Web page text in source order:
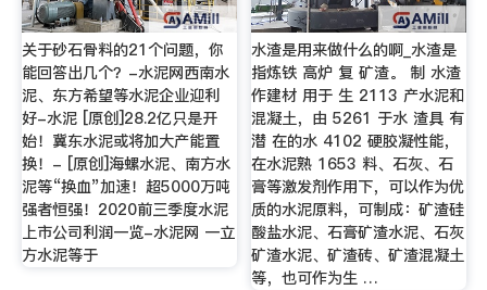
关于砂石骨料的21个问题，你
能回答出几个？-水泥网西南水
泥、东方希望等水泥企业迎利
好-水泥 [原创]28.2亿只是开
始！冀东水泥或将加大产能置
换！- [原创]海螺水泥、南方水
泥等“换血”加速！超5000万吨
强者恒强！2020前三季度水泥
上市公司利润一览-水泥网 一立
方水泥等于
水渣是用来做什么的啊_水渣是
指炼铁 高炉 复 矿渣。 制 水渣
作建材 用于 生 2113 产水泥和
混凝土，由 5261 于水 渣具 有
潜 在的水 4102 硬胶凝性能，
在水泥熟 1653 料、石灰、石
膏等激发剂作用下，可以作为优
质的水泥原料，可制成：矿渣硅
酸盐水泥、石膏矿渣水泥、石灰
矿渣水泥、矿渣砖、矿渣混凝土
等，也可作为生 …